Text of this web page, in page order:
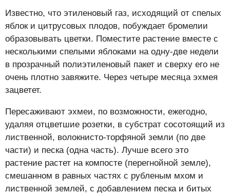
Известно, что этиленовый газ, исходящий от спелых
яблок и цитрусовых плодов, побуждает бромелии
образовывать цветки. Поместите растение вместе с
несколькими спелыми яблоками на одну-две недели
в прозрачный полиэтиленовый пакет и сверху его не
очень плотно завяжите. Через четыре месяца эхмея
зацветет.
Пересаживают эхмеи, по возможности, ежегодно,
удаляя отцветшие розетки, в субстрат сосотоящий из
лиственной, волокнисто-торфяной земли (по две
части) и песка (одна часть). Лучше всего это
растение растет на компосте (перегнойной земле),
смешанном в равных частях с рубленым мхом и
лиственной землей, с добавлением песка и битых